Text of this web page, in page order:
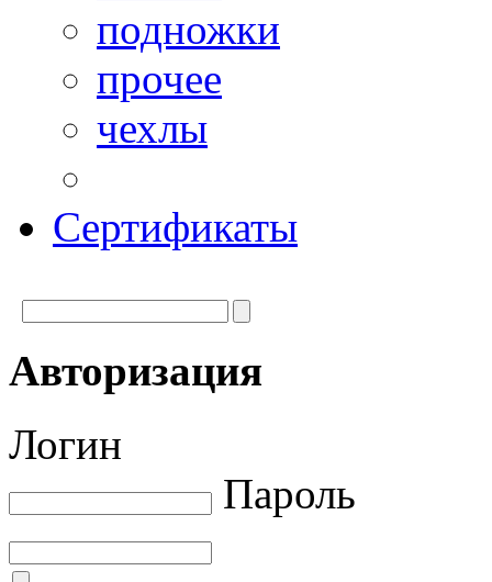
подножки
прочее
чехлы
Сертификаты
Авторизация
Логин
Пароль